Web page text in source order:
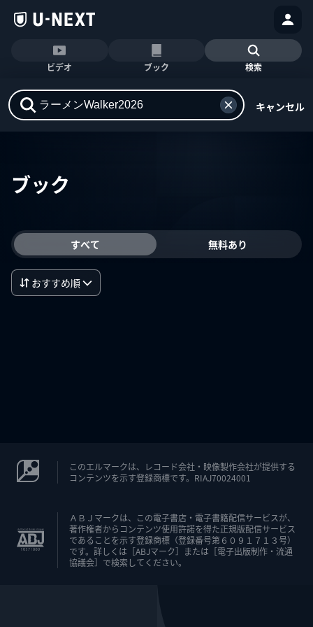
ビデオ ブック 検索
キャンセル
ブック
すべて 無料あり
おすすめ順
このエルマークは、レコード会社・映像製作会社が提供する
コンテンツを示す登録商標です。RIAJ70024001
ＡＢＪマークは、この電子書店・電子書籍配信サービスが、
著作権者からコンテンツ使用許諾を得た正規版配信サービス
であることを示す登録商標（登録番号第６０９１７１３号）
です。詳しくは［ABJマーク］または［電子出版制作・流通
協議会］で検索してください。